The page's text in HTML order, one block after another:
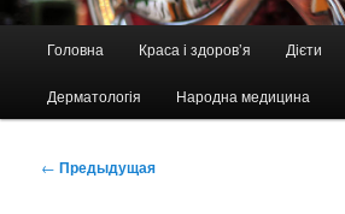
Головна Краса і здоров’я Дієти
Дерматологія Народна медицина
Навигация
← Предыдущая